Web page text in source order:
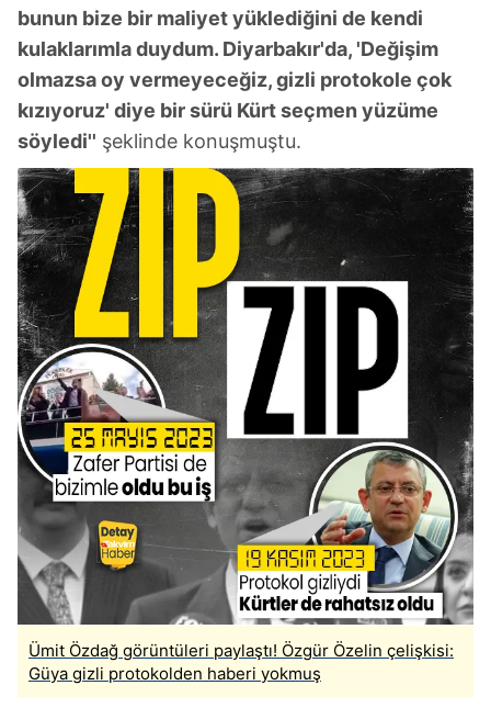
bunun bize bir maliyet yüklediğini de kendi
kulaklarımla duydum. Diyarbakır'da, 'Değişim
olmazsa oy vermeyeceğiz, gizli protokole çok
kızıyoruz' diye bir sürü Kürt seçmen yüzüme
söyledi'' şeklinde konuşmuştu.
Ümit Özdağ görüntüleri paylaştı! Özgür Özelin çelişkisi:
Güya gizli protokolden haberi yokmuş